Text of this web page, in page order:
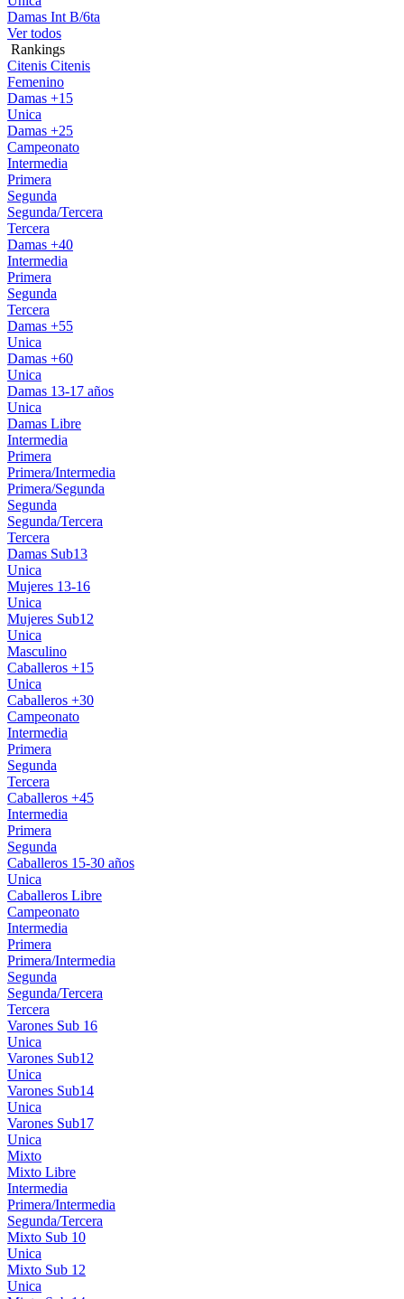
Damas Int B/6ta
Ver todos
Rankings
Citenis Citenis
Femenino
Damas +15
Unica
Damas +25
Campeonato
Intermedia
Primera
Segunda
Segunda/Tercera
Tercera
Damas +40
Intermedia
Primera
Segunda
Tercera
Damas +55
Unica
Damas +60
Unica
Damas 13-17 años
Unica
Damas Libre
Intermedia
Primera
Primera/Intermedia
Primera/Segunda
Segunda
Segunda/Tercera
Tercera
Damas Sub13
Unica
Mujeres 13-16
Unica
Mujeres Sub12
Unica
Masculino
Caballeros +15
Unica
Caballeros +30
Campeonato
Intermedia
Primera
Segunda
Tercera
Caballeros +45
Intermedia
Primera
Segunda
Caballeros 15-30 años
Unica
Caballeros Libre
Campeonato
Intermedia
Primera
Primera/Intermedia
Segunda
Segunda/Tercera
Tercera
Varones Sub 16
Unica
Varones Sub12
Unica
Varones Sub14
Unica
Varones Sub17
Unica
Mixto
Mixto Libre
Intermedia
Primera/Intermedia
Segunda/Tercera
Mixto Sub 10
Unica
Mixto Sub 12
Unica